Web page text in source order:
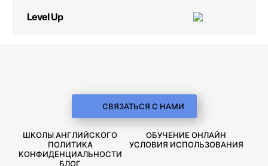
Level Up
СВЯЗАТЬСЯ С НАМИ
ШКОЛЫ АНГЛИЙСКОГО
ОБУЧЕНИЕ ОНЛАЙН
ПОЛИТИКА
КОНФИДЕНЦИАЛЬНОСТИ
УСЛОВИЯ ИСПОЛЬЗОВАНИЯ
БЛОГ